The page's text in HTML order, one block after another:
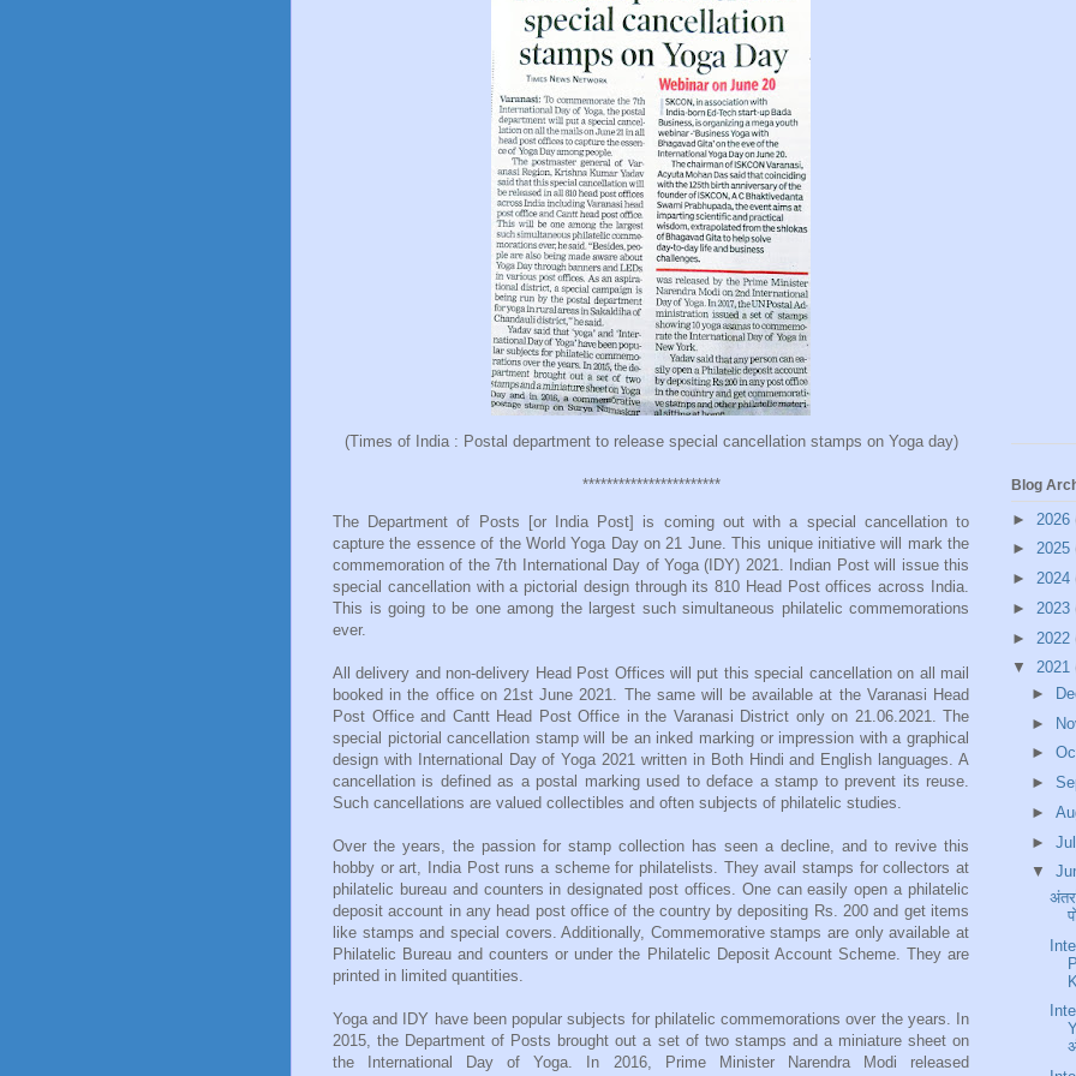
(Times of India : Postal department to release special cancellation stamps on Yoga day)
***********************
The Department of Posts [or India Post] is coming out with a special cancellation to
capture the essence of the World Yoga Day on 21 June. This unique initiative will mark the
commemoration of the 7th International Day of Yoga (IDY) 2021. Indian Post will issue this
special cancellation with a pictorial design through its 810 Head Post offices across India.
This is going to be one among the largest such simultaneous philatelic commemorations
ever.
All delivery and non-delivery Head Post Offices will put this special cancellation on all mail
booked in the office on 21st June 2021. The same will be available at the Varanasi Head
Post Office and Cantt Head Post Office in the Varanasi District only on 21.06.2021. The
special pictorial cancellation stamp will be an inked marking or impression with a graphical
design with International Day of Yoga 2021 written in Both Hindi and English languages. A
cancellation is defined as a postal marking used to deface a stamp to prevent its reuse.
Such cancellations are valued collectibles and often subjects of philatelic studies.
Over the years, the passion for stamp collection has seen a decline, and to revive this
hobby or art, India Post runs a scheme for philatelists. They avail stamps for collectors at
philatelic bureau and counters in designated post offices. One can easily open a philatelic
deposit account in any head post office of the country by depositing Rs. 200 and get items
like stamps and special covers. Additionally, Commemorative stamps are only available at
Philatelic Bureau and counters or under the Philatelic Deposit Account Scheme. They are
printed in limited quantities.
Yoga and IDY have been popular subjects for philatelic commemorations over the years. In
2015, the Department of Posts brought out a set of two stamps and a miniature sheet on
the International Day of Yoga. In 2016, Prime Minister Narendra Modi released
Blog
► 2026
► 2025
► 2024
► 2023
► 2022
▼ 2021
►
►
►
►
►
►
▼